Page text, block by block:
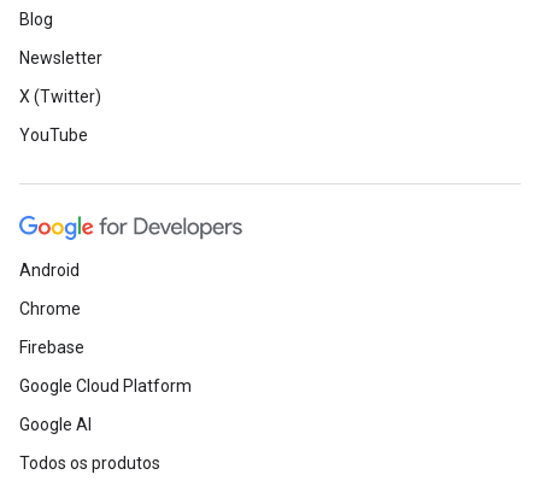
Blog
Newsletter
X (Twitter)
YouTube
Android
Chrome
Firebase
Google Cloud Platform
Google AI
Todos os produtos